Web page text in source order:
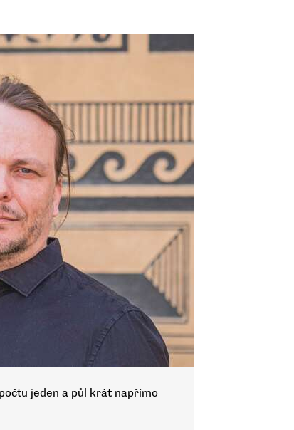
jeden a půl krát napřímo